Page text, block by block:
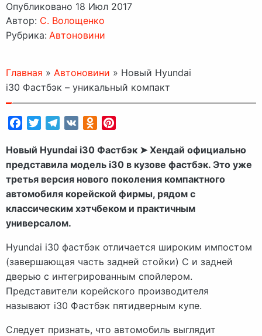
Опубликовано 18 Июл 2017
Автор: C. Волощенко
Рубрика: Автоновини
Главная » Автоновини » Новый Hyundai
i30 Фастбэк – уникальный компакт
FacebookTwitterTelegram
VK Odnoklassniki
Новый Hyundai i30 Фастбэк ➤ Хендай официально
представила модель i30 в кузове фастбэк. Это уже
третья версия нового поколения компактного
автомобиля корейской фирмы, рядом с
классическим хэтчбеком и практичным
универсалом.
Hyundai i30 фастбэк отличается широким импостом
(завершающая часть задней стойки) C и задней
дверью с интегрированным спойлером.
Представители корейского производителя
называют i30 Фастбэк пятидверным купе.
Следует признать, что автомобиль выглядит